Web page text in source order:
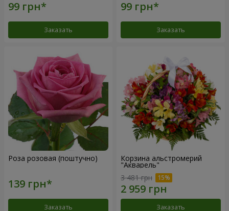
Заказать Заказать
Роза розовая (поштучно)
Заказать
Корзина альстромерий
"Акварель"
3 481 грн
Заказать